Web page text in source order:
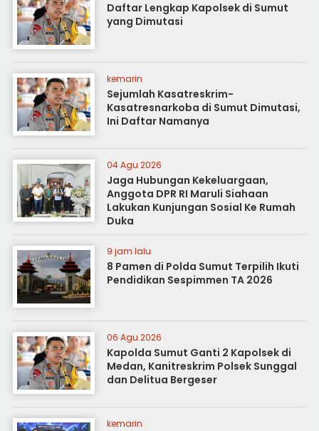
Daftar Lengkap Kapolsek di Sumut
yang Dimutasi
kemarin
Sejumlah Kasatreskrim-
Kasatresnarkoba di Sumut Dimutasi,
Ini Daftar Namanya
04 Agu 2026
Jaga Hubungan Kekeluargaan,
Anggota DPR RI Maruli Siahaan
Lakukan Kunjungan Sosial Ke Rumah
Duka
9 jam lalu
8 Pamen di Polda Sumut Terpilih Ikuti
Pendidikan Sespimmen TA 2026
06 Agu 2026
Kapolda Sumut Ganti 2 Kapolsek di
Medan, Kanitreskrim Polsek Sunggal
dan Delitua Bergeser
kemarin